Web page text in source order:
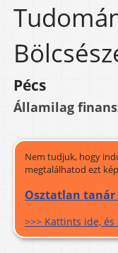
Pécs
Államilag
Nem tudjuk, hogy
megtalálhatod ezt
Osztatlan
>>> Kattints ide,